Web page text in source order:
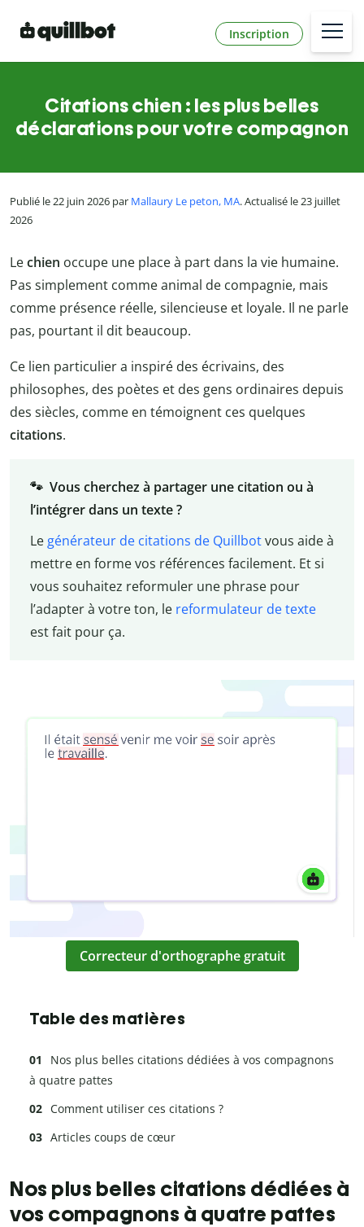
Inscription
Citations chien : les plus belles
déclarations pour votre compagnon
Publié le 22 juin 2026 par Mallaury Le peton, MA. Actualisé le 23 juillet
2026
Lechien occupe une place à part dans la vie humaine.
Pas simplement comme animal de compagnie, mais
comme présence réelle, silencieuse et loyale. Il ne parle
pas, pourtant il dit beaucoup.
Ce lien particulier a inspiré des écrivains, des
philosophes, des poètes et des gens ordinaires depuis
des siècles, comme en témoignent ces quelques
citations.
🐾 Vous cherchez à partager une citation ou à
l’intégrer dans un texte ?
Legénérateur de citations de Quillbotvous aide à
mettre en forme vos références facilement. Et si
vous souhaitez reformuler une phrase pour
l’adapter à votre ton, lereformulateur de texte
est fait pour ça.
Correcteur d'orthographe gratuit
Table des matières
Nos plus belles citations dédiées à vos compagnons
à quatre pattes
Comment utiliser ces citations ?
Articles coups de cœur
Nos plus belles citations dédiées à
vos compagnons à quatre pattes